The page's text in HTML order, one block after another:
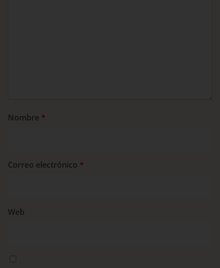
Nombre *
Correo electrónico *
Web